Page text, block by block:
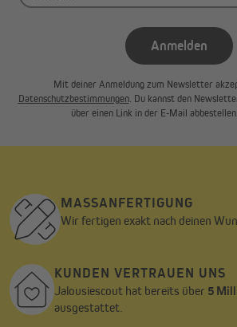
Anmelden
Mit deiner Anmeldung zum Newsletter
Datenschutzbestimmungen. Du kannst den
über einen Link in der E-Mail
MASSANFERTIGUNG
Wir fertigen exakt nach deinen
KUNDEN VERTRAUEN UNS
Jalousiescout hat bereits über 5
ausgestattet.